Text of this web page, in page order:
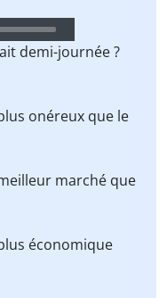
demi-journée ?
onéreux que le
marché que
économique